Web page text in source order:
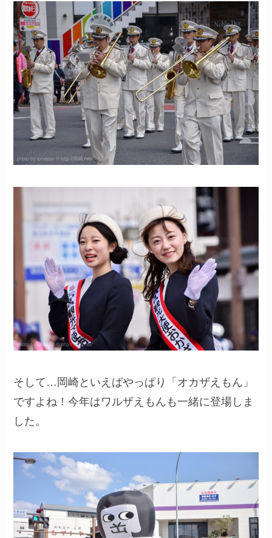
そして…岡崎といえばやっぱり「オカザえもん」
ですよね！今年はワルザえもんも一緒に登場しま
した。